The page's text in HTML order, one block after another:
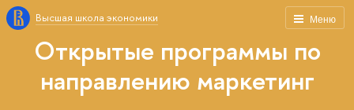
Меню
Высшая школа экономики
Открытые программы по
направлению маркетинг